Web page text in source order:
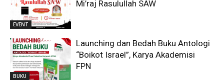
EVENT
Mi’raj Rasulullah SAW
BUKU
Launching dan Bedah Buku Antologi
“Boikot Israel”, Karya Akademisi
FPN